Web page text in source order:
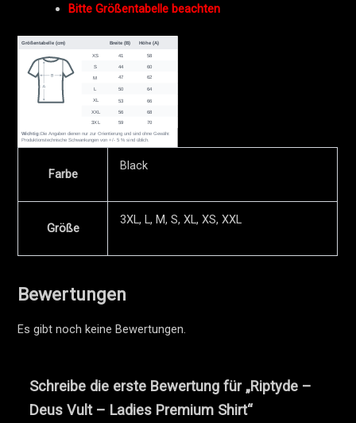
Bitte Größentabelle beachten
Farbe
Black
Größe
3XL, L, M, S, XL, XS, XXL
Bewertungen
Es gibt noch keine Bewertungen.
Schreibe die erste Bewertung für „Riptyde –
Deus Vult – Ladies Premium Shirt“